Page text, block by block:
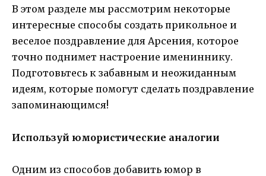
В этом разделе мы рассмотрим некоторые
интересные способы создать прикольное и
веселое поздравление для Арсения, которое
точно поднимет настроение имениннику.
Подготовьтесь к забавным и неожиданным
идеям, которые помогут сделать поздравление
запоминающимся!
Используй юмористические аналогии
Одним из способов добавить юмор в